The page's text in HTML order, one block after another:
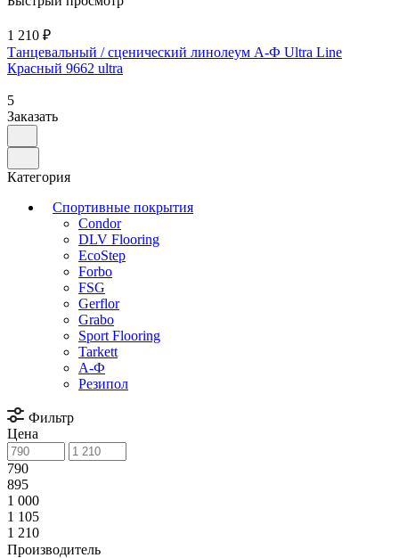
1 210 ₽
Танцевальный / сценический линолеум А-Ф Ultra Line
Красный 9662 ultra
5
Заказать
Категория
Спортивные покрытия
Condor
DLV Flooring
EcoStep
Forbo
FSG
Gerflor
Grabo
Sport Flooring
Tarkett
А-Ф
Резипол
Фильтр
Цена
790
895
1 000
1 105
1 210
Производитель